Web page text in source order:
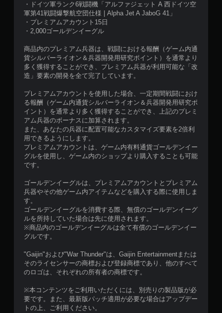
・ドイツ軍ランク6戦闘機「アルファジェット A 西ドイツ空
軍第41戦闘爆撃航空団仕様 | Alpha Jet A JaboG 41」
・プレミアムアカウント15日
・2,000ゴールデンイーグル
商品内のプレミアム兵器は、戦闘における報酬（ゲーム内通
貨シルバーライオン＆兵器開発用研究ポイント）を通常より
多く獲得することができ、プレミアム兵器が利用可能な「改
造」要素の開発を全て完了しています。
プレミアムアカウントを使用した場合、一定期間戦闘におけ
る報酬（ゲーム内通貨シルバーライオン＆兵器開発用研究ポ
イント）を通常より多く獲得することができ、上記のプレミ
アム兵器のボーナスに加算されます。
また、あなたの兵器に配置可能なカスタマイズ要素を2倍利
用できるようにします。
プレミアムアカウントは、ゲーム内有料通貨ゴールデンイー
グルを使用し、ゲーム内のショップより購入することも可能
です。
ゴールデンイーグルは、プレミアムアカウントとプレミアム
兵器やその他ゲーム内アイテムなどを購入する際に使用しま
す。
ゴールデンイーグルを消費する際、無償のゴールデンイーグ
ルを所持していた場合は先に使用されます。
※商品内のゴールデンイーグルは全て有償のゴールデンイー
グルです。
"Gaijin"および"War Thunder"は、Gaijin Entertainmentまたは
そのライセンサーの商標および登録商標であり、他のすべて
のロゴは、それぞれの所有者の商標です。
※本コンテンツをご利用いただくには、別売りの製品版が必
要です。また、最新版パッチ適用が必要な場合はアップデー
トの上、ご利用ください。